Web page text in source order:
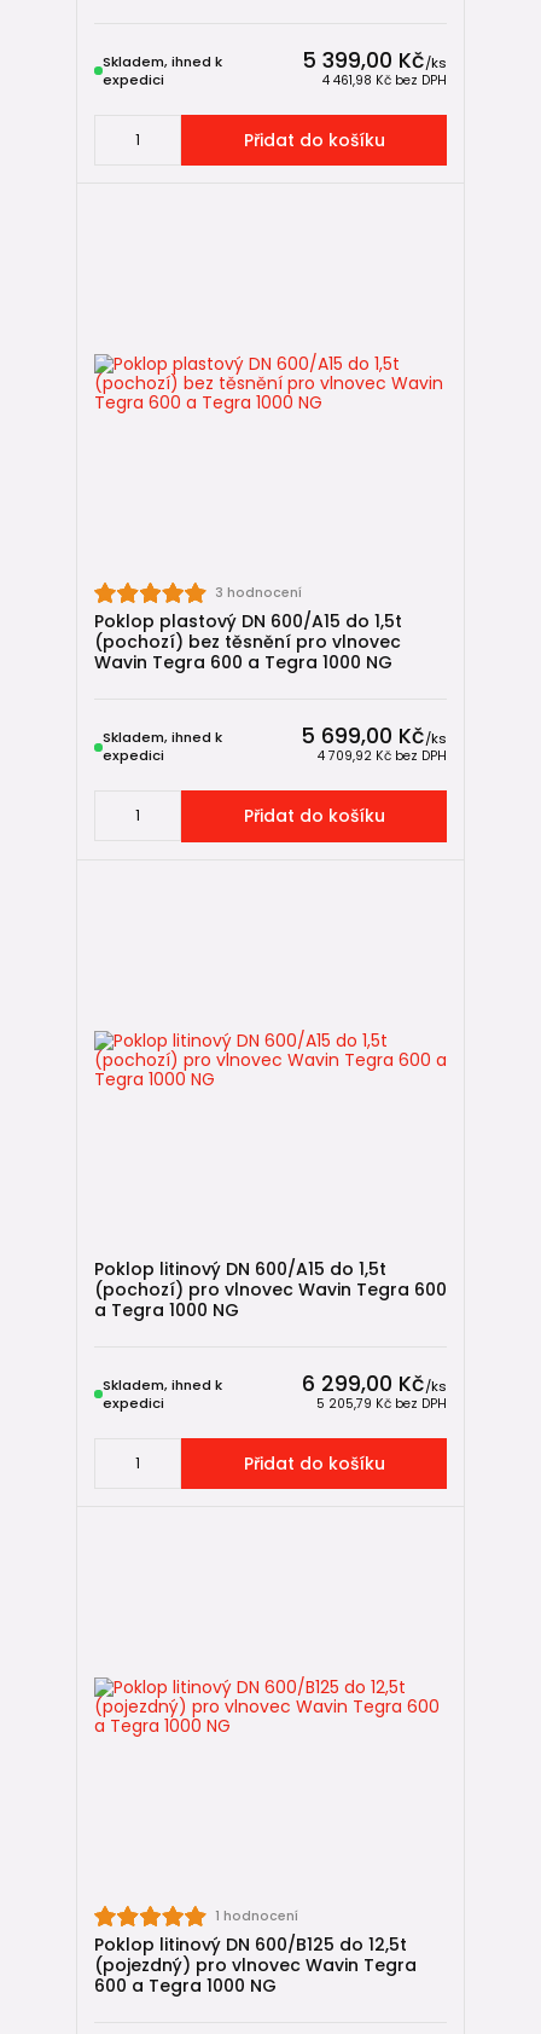
5 399,00 Kč/ks
4 461,98 Kč bez DPH
Skladem, ihned k
expedici
Přidat do košíku
3 hodnocení
Poklop plastový DN 600/A15 do 1,5t
(pochozí) bez těsnění pro vlnovec
Wavin Tegra 600 a Tegra 1000 NG
5 699,00 Kč/ks
4 709,92 Kč bez DPH
Skladem, ihned k
expedici
Přidat do košíku
Poklop litinový DN 600/A15 do 1,5t
(pochozí) pro vlnovec Wavin Tegra 600
a Tegra 1000 NG
6 299,00 Kč/ks
5 205,79 Kč bez DPH
Skladem, ihned k
expedici
Přidat do košíku
1 hodnocení
Poklop litinový DN 600/B125 do 12,5t
(pojezdný) pro vlnovec Wavin Tegra
600 a Tegra 1000 NG